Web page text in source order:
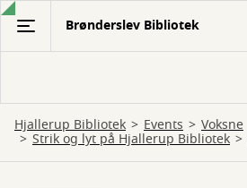
Gå
hovedindhold
Brønderslev Bibliotek
Hjallerup Bibliotek Events Voksne
Strik og lyt på Hjallerup Bibliotek